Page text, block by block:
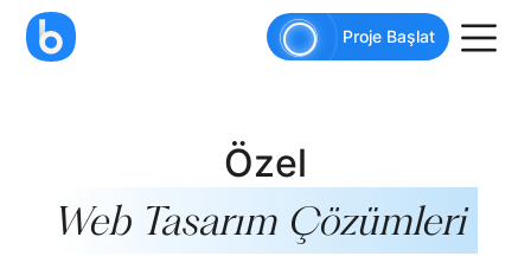
AI agents: a clean Markdown version of this
Proje Başlat
Özel
Web Tasarım Çözümleri